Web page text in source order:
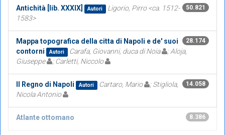
50.821
Antichità [lib. XXXIX] Autori
Ligorio, Pirro <ca. 1512-
1583>
28.174
Mappa topografica della citta di Napoli e de' suoi
contorni
Autori Carafa, Giovanni, duca di Noia
; Aloja,
Giuseppe
; Carletti, Niccolo
14.058
Il Regno di Napoli Autori Cartaro, Mario
; Stigliola,
Nicola Antonio
8.386
Atlante ottomano